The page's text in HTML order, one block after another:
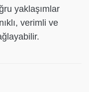
yaklaşımlar
verimli ve